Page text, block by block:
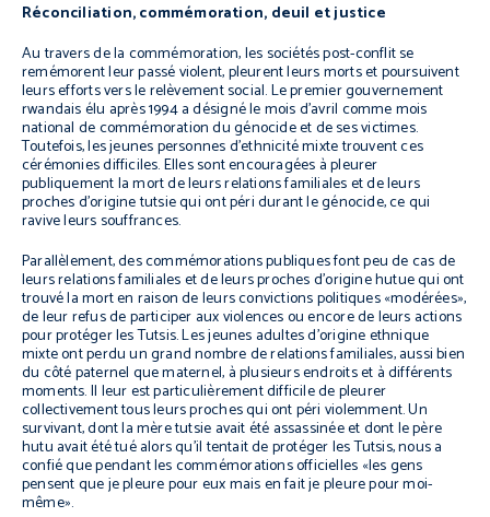
Réconciliation, commémoration, deuil et justice
Au travers de la commémoration, les sociétés post-conflit se
remémorent leur passé violent, pleurent leurs morts et poursuivent
leurs efforts vers le relèvement social. Le premier gouvernement
rwandais élu après 1994 a désigné le mois d’avril comme mois
national de commémoration du génocide et de ses victimes.
Toutefois, les jeunes personnes d’ethnicité mixte trouvent ces
cérémonies difficiles. Elles sont encouragées à pleurer
publiquement la mort de leurs relations familiales et de leurs
proches d’origine tutsie qui ont péri durant le génocide, ce qui
ravive leurs souffrances.
Parallèlement, des commémorations publiques font peu de cas de
leurs relations familiales et de leurs proches d’origine hutue qui ont
trouvé la mort en raison de leurs convictions politiques «modérées»,
de leur refus de participer aux violences ou encore de leurs actions
pour protéger les Tutsis. Les jeunes adultes d’origine ethnique
mixte ont perdu un grand nombre de relations familiales, aussi bien
du côté paternel que maternel, à plusieurs endroits et à différents
moments. Il leur est particulièrement difficile de pleurer
collectivement tous leurs proches qui ont péri violemment. Un
survivant, dont la mère tutsie avait été assassinée et dont le père
hutu avait été tué alors qu’il tentait de protéger les Tutsis, nous a
confié que pendant les commémorations officielles «les gens
pensent que je pleure pour eux mais en fait je pleure pour moi-
même».